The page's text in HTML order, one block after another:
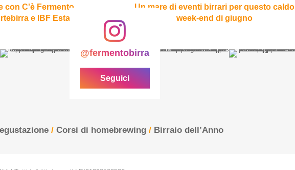
con C'è Fermento,
e IBF Estate
giugno
Un mare di eventi birrari per questo caldo
week-end di giugno
@fermentobirra
Seguici
/ Corsi di homebrewing / Birraio dell’Anno